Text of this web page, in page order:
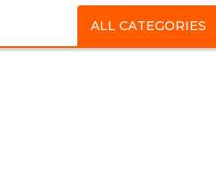
ALL CATEGORIES